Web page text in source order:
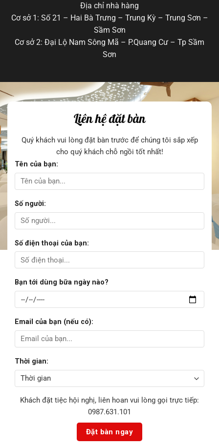
Địa chỉ nhà hàng
Cơ sở 1: Số 21 – Hai Bà Trưng – Trung Kỳ – Trung Sơn –
Sầm Sơn
Cơ sở 2: Đại Lộ Nam Sông Mã – P.Quang Cư – Tp Sầm
Sơn
Liên hệ đặt bàn
Quý khách vui lòng đặt bàn trước để chúng tôi sắp xếp
cho quý khách chỗ ngồi tốt nhất!
Tên của bạn:
Số người:
Số điện thoại của bạn:
Bạn tới dùng bữa ngày nào?
Email của bạn (nếu có):
Thời gian:
Khách đặt tiệc hội nghị, liên hoan vui lòng gọi trực tiếp:
0987.631.101